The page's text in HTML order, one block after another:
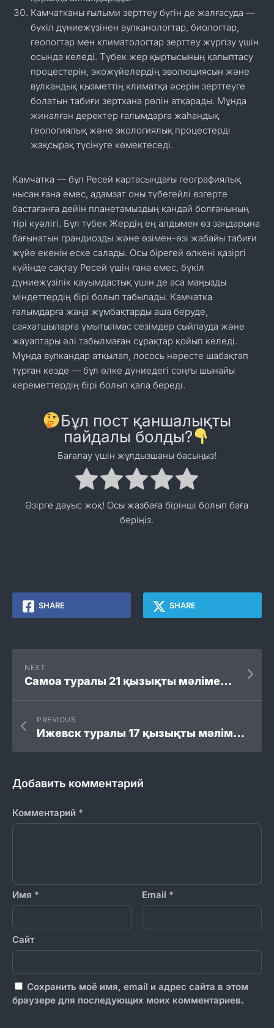
Камчатканы ғылыми зерттеу бүгін де жалғасуда —
бүкіл дүниежүзінен вулканологтар, биологтар,
геологтар мен климатологтар зерттеу жүргізу үшін
осында келеді. Түбек жер қыртысының қалыптасу
процестерін, экожүйелердің эволюциясын және
вулкандық қызметтің климатқа әсерін зерттеуге
болатын табиғи зертхана рөлін атқарады. Мұнда
жиналған деректер ғалымдарға жаһандық
геологиялық және экологиялық процестерді
жақсырақ түсінуге көмектеседі.
Камчатка — бұл Ресей картасындағы географиялық
нысан ғана емес, адамзат оны түбегейлі өзгерте
бастағанға дейін планетамыздың қандай болғанының
тірі куәлігі. Бұл түбек Жердің ең алдымен өз заңдарына
бағынатын грандиозды және өзімен-өзі жабайы табиғи
жүйе екенін еске салады. Осы бірегей өлкені қазіргі
күйінде сақтау Ресей үшін ғана емес, бүкіл
дүниежүзілік қауымдастық үшін де аса маңызды
міндеттердің бірі болып табылады. Камчатка
ғалымдарға жаңа жұмбақтарды аша беруде,
саяхатшыларға ұмытылмас сезімдер сыйлауда және
жауаптары әлі табылмаған сұрақтар қойып келеді.
Мұнда вулкандар атқылап, лосось нәресте шабақтап
тұрған кезде — бұл өлке дүниедегі соңғы шынайы
кереметтердің бірі болып қала береді.
Бұл пост қаншалықты
пайдалы болды?
Бағалау үшін жұлдызшаны басыңыз!
Әзірге дауыс жоқ! Осы жазбаға бірінші болып баға
беріңіз.
SHARE SHARE
NEXT
Самоа туралы 21 қызықты мәліметтер
PREVIOUS
Ижевск туралы 17 қызықты мәліметтер
Добавить комментарий
Комментарий *
Имя * Email *
Сайт
Сохранить моё имя, email и адрес сайта в этом
браузере для последующих моих комментариев.